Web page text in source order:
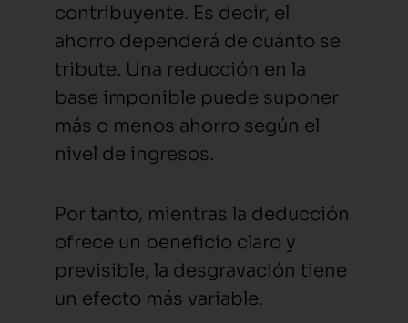
contribuyente. Es decir, el
ahorro dependerá de cuánto se
tribute. Una reducción en la
base imponible puede suponer
más o menos ahorro según el
nivel de ingresos.
Por tanto, mientras la deducción
ofrece un beneficio claro y
previsible, la desgravación tiene
un efecto más variable.